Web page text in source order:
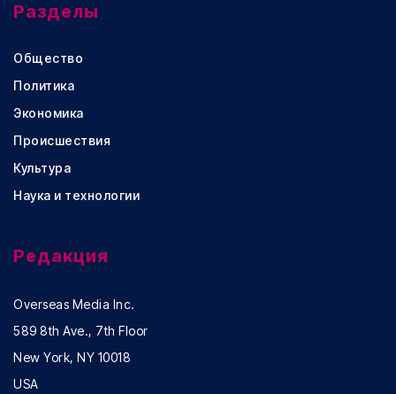
Разделы
Общество
Политика
Экономика
Происшествия
Культура
Наука и технологии
Редакция
Overseas Media Inc.
589 8th Ave., 7th Floor
New York, NY 10018
USA